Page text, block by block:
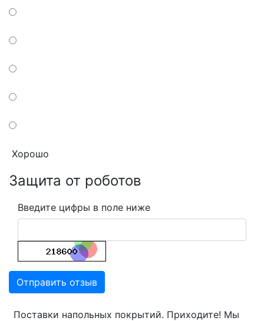
Хорошо
Защита от роботов
Введите цифры в поле ниже
Отправить отзыв
Поставки напольных покрытий. Приходите! Мы